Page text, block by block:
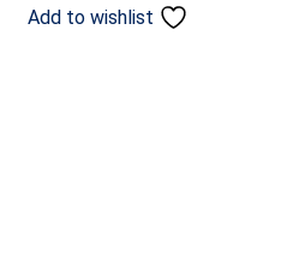
Add to wishlist